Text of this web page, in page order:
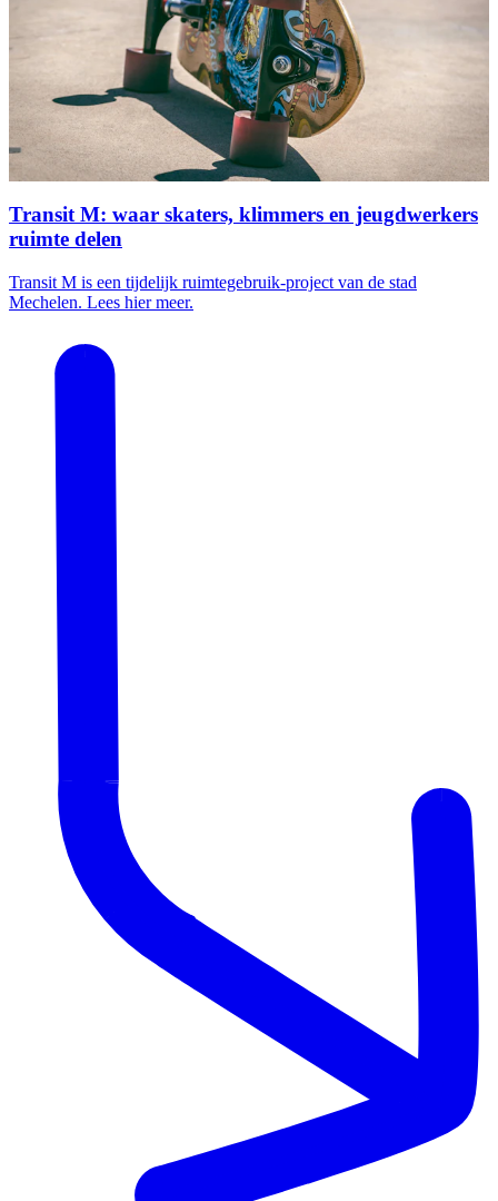
Transit M: waar skaters, klimmers en jeugdwerkers
ruimte delen
Transit M is een tijdelijk ruimtegebruik-project van de stad
Mechelen. Lees hier meer.